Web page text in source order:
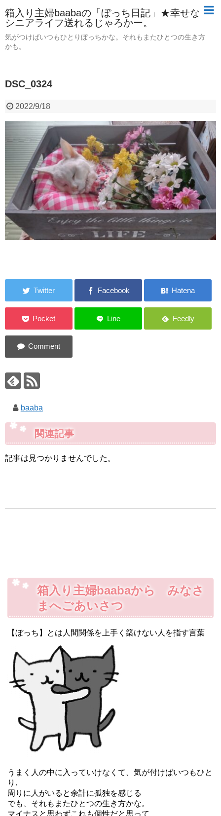
箱入り主婦baabaの「ぼっち日記」★幸せな
シニアライフ送れるじゃろかー。
気がつけばいつもひとりぼっちかな。それもまたひとつの生き方
かも。
DSC_0324
2022/9/18
baaba
関連記事
記事は見つかりませんでした。
箱入り主婦baabaから みなさ
まへごあいさつ
【ぼっち】とは人間関係を上手く築けない人を指す言葉
うまく人の中に入っていけなくて、気が付けばいつもひと
り.
周りに人がいると余計に孤独を感じる
でも、それもまたひとつの生き方かな。
マイナスと思わずこれも個性だと思って